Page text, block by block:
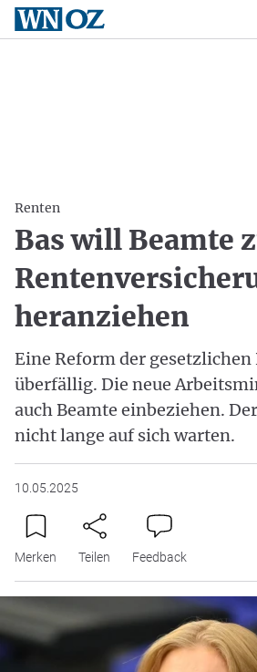
Renten
Bas will Beamte
heranziehen
Eine Reform der gesetzlichen
überfällig. Die neue
auch Beamte einbeziehen.
nicht lange auf sich warten.
10.05.2025
Merken Teilen Feedback